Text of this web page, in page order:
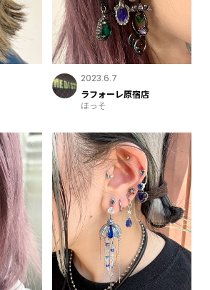
2023.6.7
ラフォーレ原宿店
ほっそ